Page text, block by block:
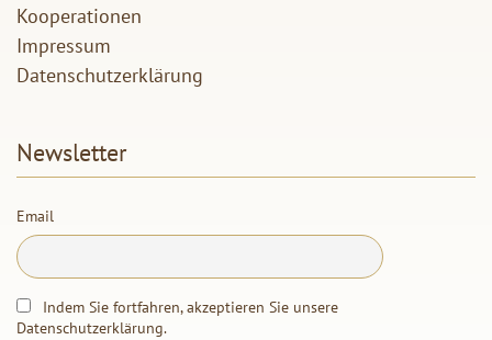
Kooperationen
Impressum
Datenschutzerklärung
Newsletter
Email
Indem Sie fortfahren, akzeptieren Sie unsere
Datenschutzerklärung.